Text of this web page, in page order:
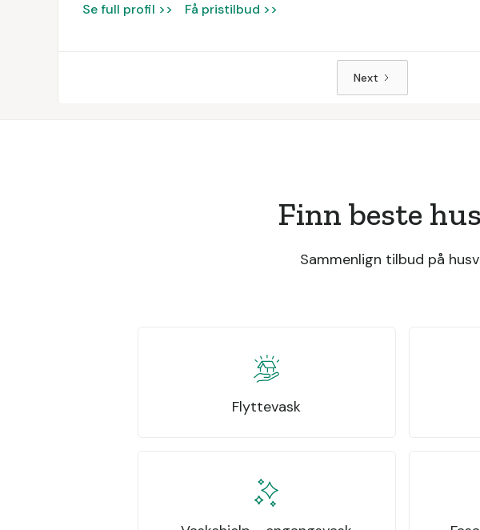
Se full profil >> Få pristilbud >>
Next
Finn beste
Sammenlign tilbud på
Flyttevask